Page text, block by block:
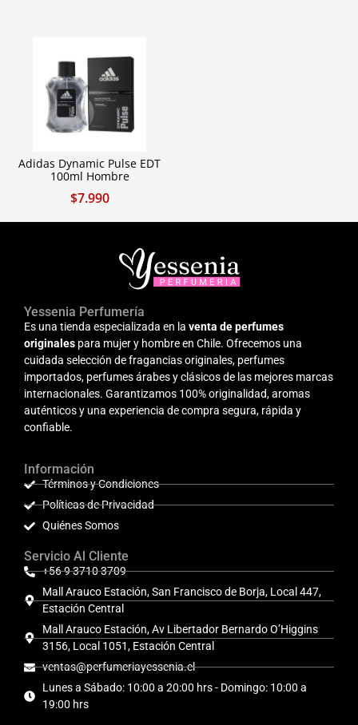
Adidas Dynamic Pulse EDT
100ml Hombre
$7.990
Yessenia Perfumería
Es una tienda especializada en la venta de perfumes
originales para mujer y hombre en Chile. Ofrecemos una
cuidada selección de fragancias originales, perfumes
importados, perfumes árabes y clásicos de las mejores marcas
internacionales. Garantizamos 100% originalidad, aromas
auténticos y una experiencia de compra segura, rápida y
confiable.
Información
Términos y Condiciones
Políticas de Privacidad
Quiénes Somos
Servicio Al Cliente
+56 9 3710 3709
Mall Arauco Estación, San Francisco de Borja, Local 447,
Estación Central
Mall Arauco Estación, Av Libertador Bernardo O’Higgins
3156, Local 1051, Estación Central
ventas@perfumeriayessenia.cl
Lunes a Sábado: 10:00 a 20:00 hrs - Domingo: 10:00 a
19:00 hrs